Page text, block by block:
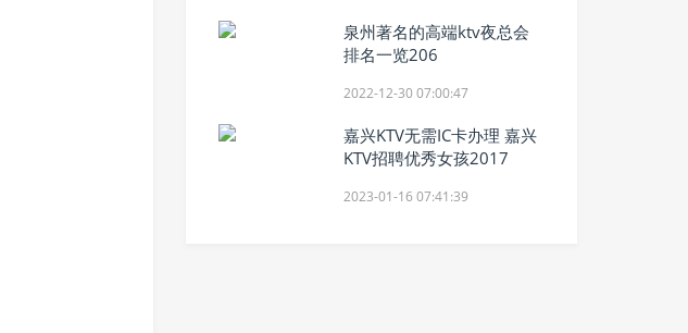
泉州著名的高端ktv夜总会
排名一览206
2022-12-30 07:00:47
嘉兴KTV无需IC卡办理 嘉兴
KTV招聘优秀女孩2017
2023-01-16 07:41:39